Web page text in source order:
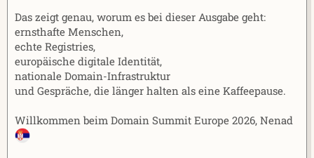
Das zeigt genau, worum es bei dieser Ausgabe geht:
ernsthafte Menschen,
echte Registries,
europäische digitale Identität,
nationale Domain-Infrastruktur
und Gespräche, die länger halten als eine Kaffeepause.
Willkommen beim Domain Summit Europe 2026, Nenad